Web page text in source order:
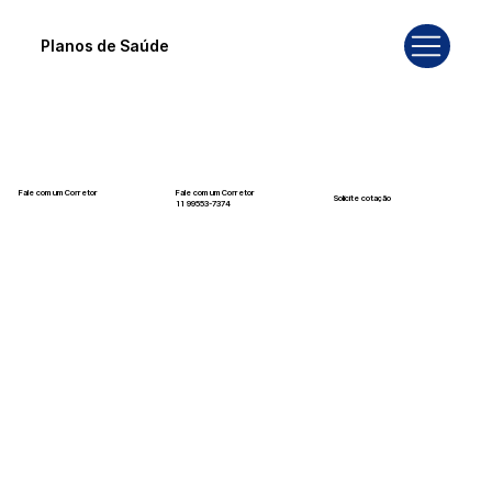
Planos de Saúde
Fale com um Corretor
Fale com um Corretor
11 99553-7374
Solicite cotação